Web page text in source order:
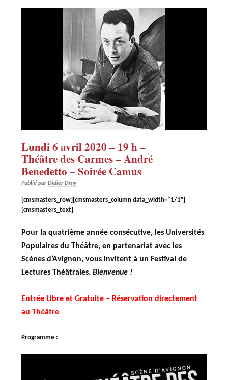
Lundi 6 avril 2020 – 19 h –
Théâtre des Carmes – André
Benedetto – Soirée Camus
Publié parDidier Dray
[cmsmasters_row][cmsmasters_column data_width=”1/1″]
[cmsmasters_text]
Pour la quatrième année consécutive, les Universités
Populaires du Théâtre, en partenariat avec les
Scènes d’Avignon, vous invitent à un Festival de
Lectures Théâtrales.Bienvenue !
Entrée Libre et Gratuite – Réservation directement
au Théâtre
Programme :